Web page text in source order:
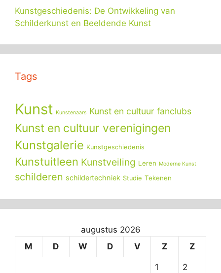
Kunstgeschiedenis: De Ontwikkeling van
Schilderkunst en Beeldende Kunst
Tags
Kunst Kunstenaars Kunst en cultuur fanclubs
Kunst en cultuur verenigingen
Kunstgalerie Kunstgeschiedenis
Kunstuitleen Kunstveiling Leren Moderne Kunst
schilderen schildertechniek Studie Tekenen
augustus 2026
M
D W D V Z Z
1 2